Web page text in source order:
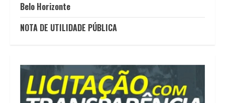
Belo Horizonte
NOTA DE UTILIDADE PÚBLICA